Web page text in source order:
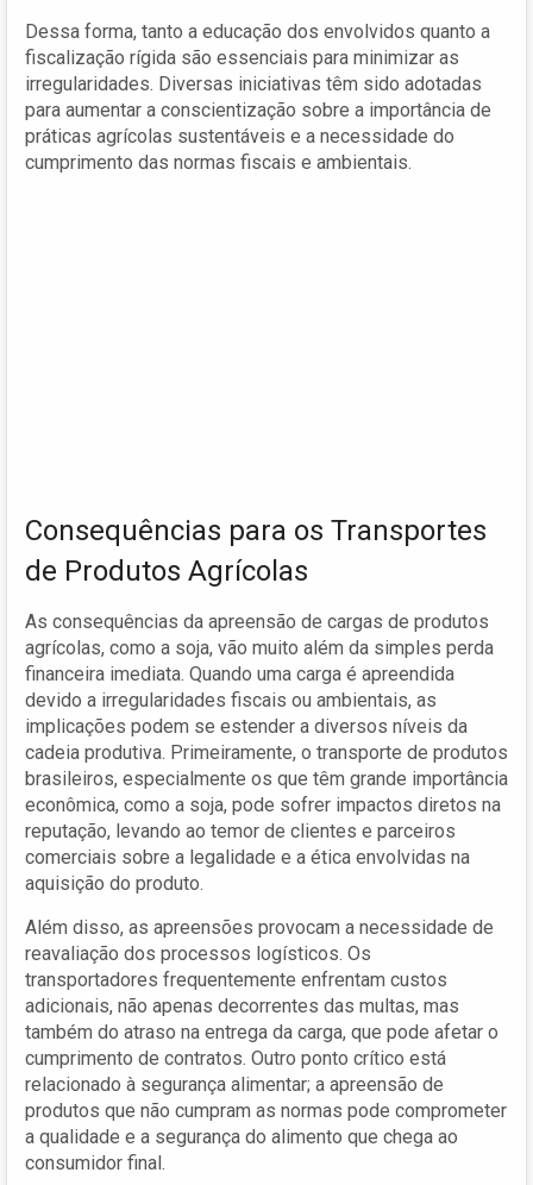
Dessa forma, tanto a educação dos envolvidos quanto a
fiscalização rígida são essenciais para minimizar as
irregularidades. Diversas iniciativas têm sido adotadas
para aumentar a conscientização sobre a importância de
práticas agrícolas sustentáveis e a necessidade do
cumprimento das normas fiscais e ambientais.
Consequências para os Transportes
de Produtos Agrícolas
As consequências da apreensão de cargas de produtos
agrícolas, como a soja, vão muito além da simples perda
financeira imediata. Quando uma carga é apreendida
devido a irregularidades fiscais ou ambientais, as
implicações podem se estender a diversos níveis da
cadeia produtiva. Primeiramente, o transporte de produtos
brasileiros, especialmente os que têm grande importância
econômica, como a soja, pode sofrer impactos diretos na
reputação, levando ao temor de clientes e parceiros
comerciais sobre a legalidade e a ética envolvidas na
aquisição do produto.
Além disso, as apreensões provocam a necessidade de
reavaliação dos processos logísticos. Os
transportadores frequentemente enfrentam custos
adicionais, não apenas decorrentes das multas, mas
também do atraso na entrega da carga, que pode afetar o
cumprimento de contratos. Outro ponto crítico está
relacionado à segurança alimentar; a apreensão de
produtos que não cumpram as normas pode comprometer
a qualidade e a segurança do alimento que chega ao
consumidor final.